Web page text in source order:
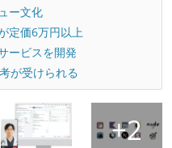
ー文化
定価6万円以上
ービスを開発
が受けられる